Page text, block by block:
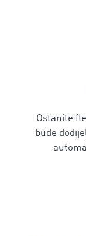
Ostanite
bude